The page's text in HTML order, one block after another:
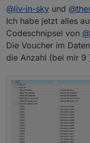
@liv-in-sky und @
Ich habe jetzt alles
Codeschnipsel von @
Die Voucher im
die Anzahl (bei mir 9